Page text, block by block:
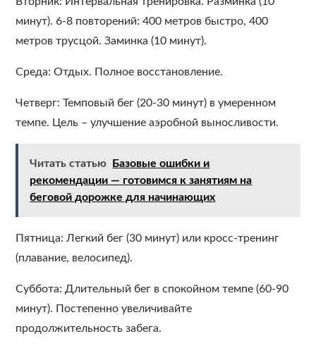
минут). 6-8 повторений: 400 метров быстро, 400
метров трусцой. Заминка (10 минут).
Среда: Отдых. Полное восстановление.
Четверг: Темповый бег (20-30 минут) в умеренном
темпе. Цель – улучшение аэробной выносливости.
Читать статью
Базовые ошибки и
рекомендации — готовимся к занятиям на
беговой дорожке для начинающих
Пятница: Легкий бег (30 минут) или кросс-тренинг
(плавание, велосипед).
Суббота: Длительный бег в спокойном темпе (60-90
минут). Постепенно увеличивайте
продолжительность забега.